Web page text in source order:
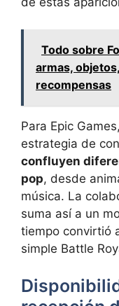
Todo sobre
armas,
recompensas
Para Epic
estrategia de
confluyen
pop, desde
música. La
suma así a un
tiempo convirtió
simple Battle